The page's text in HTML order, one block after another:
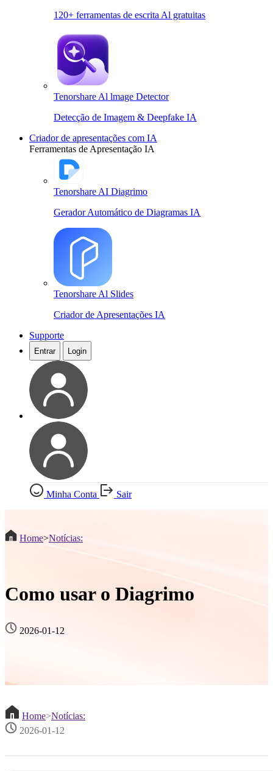
120+ ferramentas de escrita Al gratuitas
Tenorshare Al lmage Detector
Detecção de Imagem & Deepfake IA
Criador de apresentações com IA
Ferramentas de Apresentação IA
Tenorshare AI Diagrimo
Gerador Automático de Diagramas IA
Tenorshare Al Slides
Criador de Apresentações IA
Supporte
Entrar Login
Minha Conta Sair
Home>Notícias:
Como usar o Diagrimo
2026-01-12
Home>Notícias:
2026-01-12